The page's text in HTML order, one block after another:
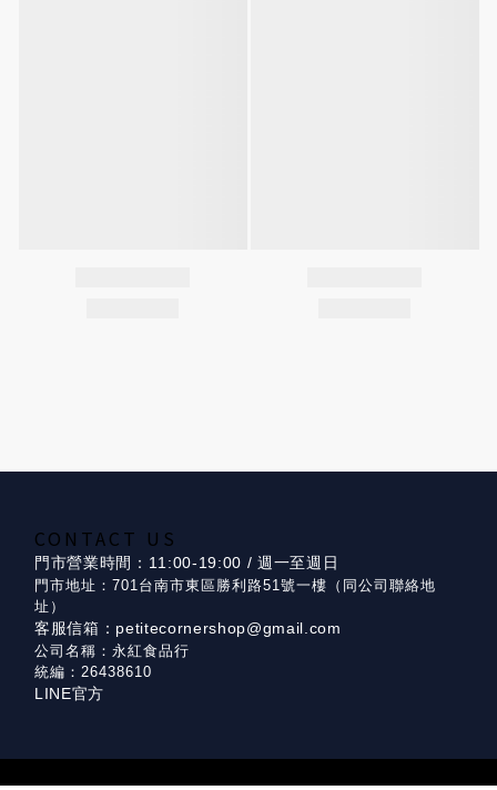
CONTACT US
門市營業時間：11:00-19:00 / 週一至週日
門市地址：701台南市東區勝利路51號一樓（同公司聯絡地
址）
客服信箱：petitecornershop@gmail.com
公司名稱：永紅食品行
統編：26438610
LINE官方